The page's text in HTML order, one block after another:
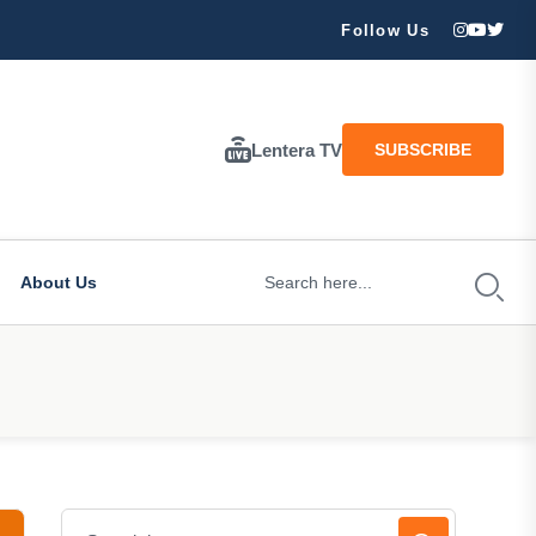
Follow Us
Lentera TV SUBSCRIBE
About Us